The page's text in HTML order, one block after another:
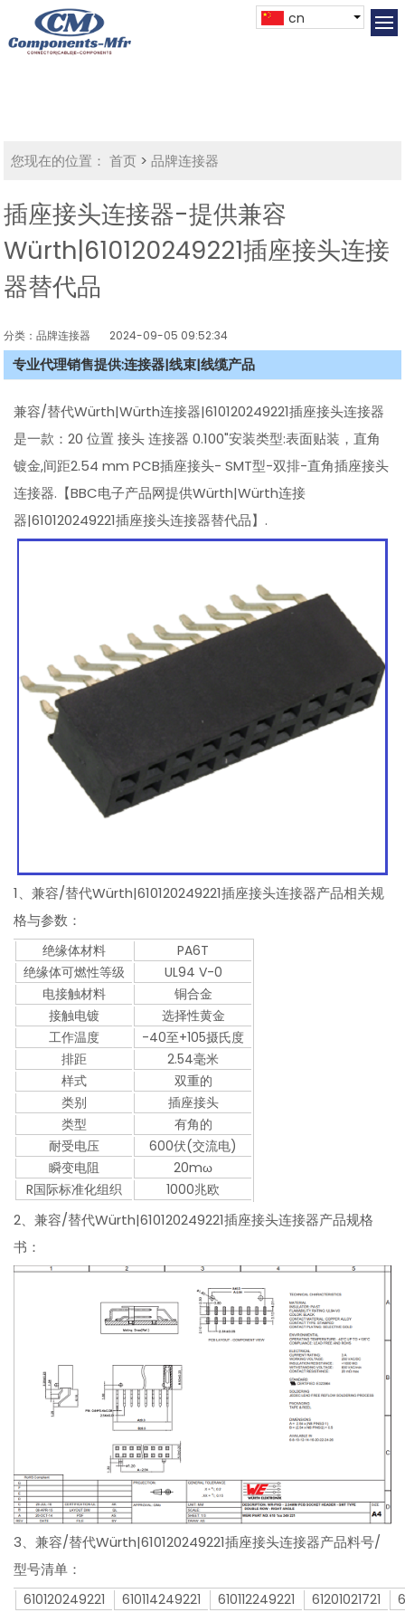
cn
您现在的位置： 首页 >品牌连接器
插座接头连接器-提供兼容
Würth|610120249221插座接头连接
器替代品
分类：品牌连接器 2024-09-05 09:52:34
专业代理销售提供:连接器|线束|线缆产品
兼容/替代Würth|Würth连接器|610120249221插座接头连接器
是一款：20 位置 接头 连接器 0.100"安装类型:表面贴装，直角
镀金,间距2.54 mm PCB插座接头- SMT型-双排-直角插座接头
连接器.【BBC电子产品网提供Würth|Würth连接
器|610120249221插座接头连接器替代品】.
1、兼容/替代Würth|610120249221插座接头连接器产品相关规
格与参数：
绝缘体材料
PA6T
绝缘体可燃性等级
UL94 V-0
电接触材料
铜合金
接触电镀
选择性黄金
工作温度
-40至+105摄氏度
排距
2.54毫米
样式
双重的
类别
插座接头
类型
有角的
耐受电压
600伏(交流电)
瞬变电阻
20mω
R国际标准化组织
1000兆欧
2、兼容/替代Würth|610120249221插座接头连接器产品规格
书：
3、兼容/替代Würth|610120249221插座接头连接器产品料号/
型号清单：
610120249221 610114249221 610112249221 61201021721